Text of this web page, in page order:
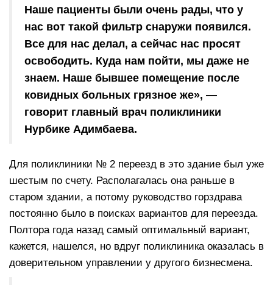
Наше пациенты были очень рады, что у
нас вот такой фильтр снаружи появился.
Все для нас делал, а сейчас нас просят
освободить. Куда нам пойти, мы даже не
знаем. Наше бывшее помещение после
ковидных больных грязное же», —
говорит главный врач поликлиники
Нурбике Адимбаева.
Для поликлиники № 2 переезд в это здание был уже
шестым по счету. Располагалась она раньше в
старом здании, а потому руководство горздрава
постоянно было в поисках вариантов для переезда.
Полтора года назад самый оптимальный вариант,
кажется, нашелся, но вдруг поликлиника оказалась в
доверительном управлении у другого бизнесмена.